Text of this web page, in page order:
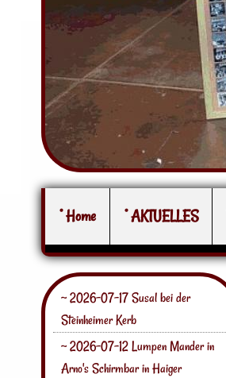
° Home ° AKTUELLES
~ 2026-07-17 Susal bei der
Steinheimer Kerb
~ 2026-07-12 Lumpen Mander in
Arno's Schirmbar in Haiger